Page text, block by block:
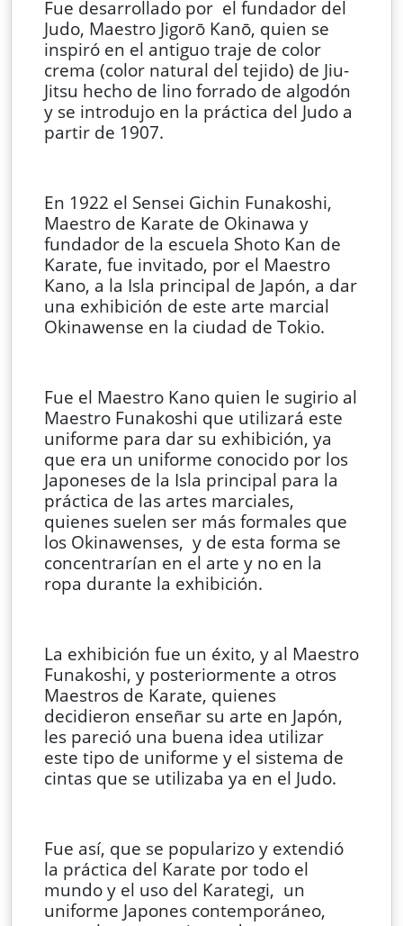
Fue desarrollado por el fundador del
Judo, Maestro Jigorō Kanō, quien se
inspiró en el antiguo traje de color
crema (color natural del tejido) de Jiu-
Jitsu hecho de lino forrado de algodón
y se introdujo en la práctica del Judo a
partir de 1907.
En 1922 el Sensei Gichin Funakoshi,
Maestro de Karate de Okinawa y
fundador de la escuela Shoto Kan de
Karate, fue invitado, por el Maestro
Kano, a la Isla principal de Japón, a dar
una exhibición de este arte marcial
Okinawense en la ciudad de Tokio.
Fue el Maestro Kano quien le sugirio al
Maestro Funakoshi que utilizará este
uniforme para dar su exhibición, ya
que era un uniforme conocido por los
Japoneses de la Isla principal para la
práctica de las artes marciales,
quienes suelen ser más formales que
los Okinawenses, y de esta forma se
concentrarían en el arte y no en la
ropa durante la exhibición.
La exhibición fue un éxito, y al Maestro
Funakoshi, y posteriormente a otros
Maestros de Karate, quienes
decidieron enseñar su arte en Japón,
les pareció una buena idea utilizar
este tipo de uniforme y el sistema de
cintas que se utilizaba ya en el Judo.
Fue así, que se popularizo y extendió
la práctica del Karate por todo el
mundo y el uso del Karategi, un
uniforme Japones contemporáneo,